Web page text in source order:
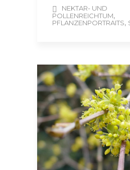
NEKTAR- UND
POLLENREICHTUM,
PFLANZENPORTRAITS,